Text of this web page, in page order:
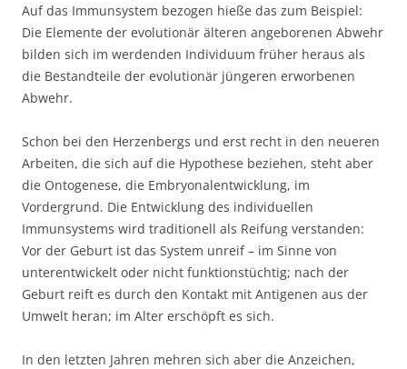
Auf das Immunsystem bezogen hieße das zum Beispiel:
Die Elemente der evolutionär älteren angeborenen Abwehr
bilden sich im werdenden Individuum früher heraus als
die Bestandteile der evolutionär jüngeren erworbenen
Abwehr.
Schon bei den Herzenbergs und erst recht in den neueren
Arbeiten, die sich auf die Hypothese beziehen, steht aber
die Ontogenese, die Embryonalentwicklung, im
Vordergrund. Die Entwicklung des individuellen
Immunsystems wird traditionell als Reifung verstanden:
Vor der Geburt ist das System unreif – im Sinne von
unterentwickelt oder nicht funktionstüchtig; nach der
Geburt reift es durch den Kontakt mit Antigenen aus der
Umwelt heran; im Alter erschöpft es sich.
In den letzten Jahren mehren sich aber die Anzeichen,